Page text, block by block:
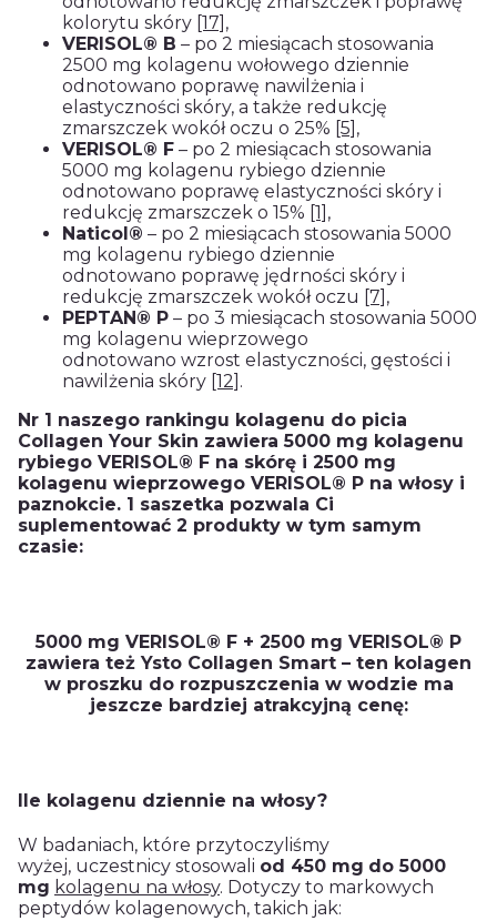
kolorytu skóry [17] ,
VERISOL® B – po 2 miesiącach stosowania
2500 mg kolagenu wołowego dziennie
odnotowano poprawę nawilżenia i
elastyczności skóry, a także redukcję
zmarszczek wokół oczu o 25% [5] ,
VERISOL® F – po 2 miesiącach stosowania
5000 mg kolagenu rybiego dziennie
odnotowano poprawę elastyczności skóry i
redukcję zmarszczek o 15% [1] ,
Naticol® – po 2 miesiącach stosowania 5000
mg kolagenu rybiego dziennie
odnotowano poprawę jędrności skóry i
redukcję zmarszczek wokół oczu [7] ,
PEPTAN® P – po 3 miesiącach stosowania 5000
mg kolagenu wieprzowego
odnotowano wzrost elastyczności, gęstości i
nawilżenia skóry [12] .
Nr 1 naszego rankingu kolagenu do picia
Collagen Your Skin zawiera 5000 mg kolagenu
rybiego VERISOL® F na skórę i 2500 mg
kolagenu wieprzowego VERISOL® P na włosy i
paznokcie. 1 saszetka pozwala Ci
suplementować 2 produkty w tym samym
czasie:
5000 mg VERISOL® F + 2500 mg VERISOL® P
zawiera też Ysto Collagen Smart – ten kolagen
w proszku do rozpuszczenia w wodzie ma
jeszcze bardziej atrakcyjną cenę:
Ile kolagenu dziennie na włosy?
W badaniach, które przytoczyliśmy
wyżej, uczestnicy stosowali od 450 mg do 5000
mg kolagenu na włosy. Dotyczy to markowych
peptydów kolagenowych, takich jak: